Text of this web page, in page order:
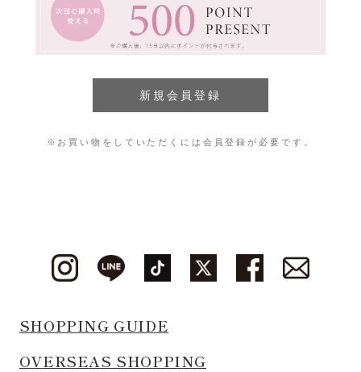
※お買い物をしていただくには会員登録が必要です。
SHOPPING GUIDE
OVERSEAS SHOPPING